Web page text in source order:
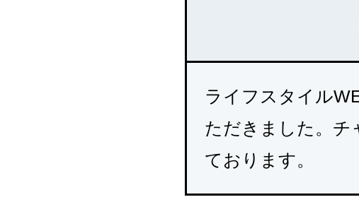
ライフスタイル
ただきました。チ
ております。